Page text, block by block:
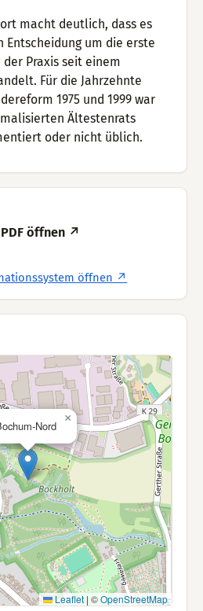
macht deutlich, dass es
um die erste
Praxis seit einem
Für die Jahrzehnte
1975 und 1999 war
Ältestenrats
oder nicht üblich.
öffnen ↗
öffnen ↗
Nord
×
Leaflet | ©OpenStreetMap